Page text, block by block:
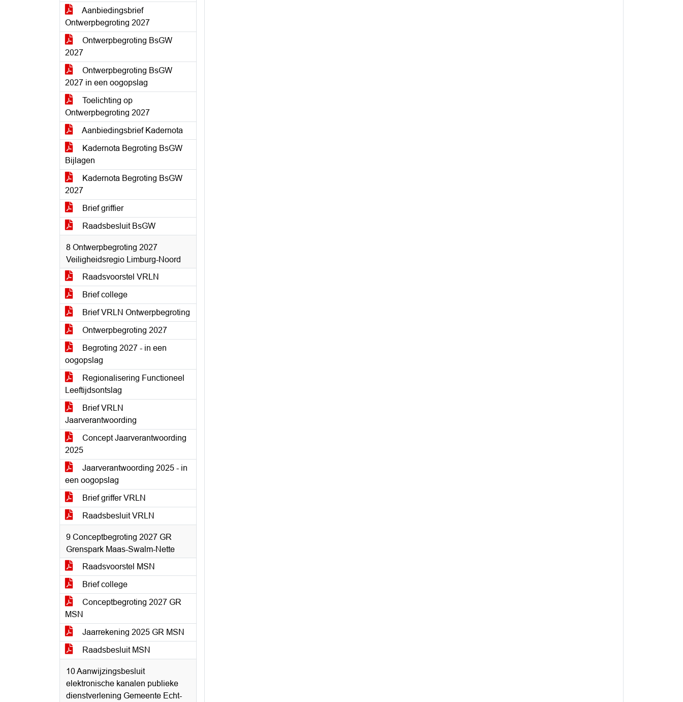
Aanbiedingsbrief
Ontwerpbegroting 2027
Ontwerpbegroting BsGW
2027
Ontwerpbegroting BsGW
2027 in een oogopslag
Toelichting op
Ontwerpbegroting 2027
Aanbiedingsbrief Kadernota
Kadernota Begroting BsGW
Bijlagen
Kadernota Begroting BsGW
2027
Brief griffier
Raadsbesluit BsGW
8 Ontwerpbegroting 2027
Veiligheidsregio Limburg-Noord
Raadsvoorstel VRLN
Brief college
Brief VRLN Ontwerpbegroting
Ontwerpbegroting 2027
Begroting 2027 - in een
oogopslag
Regionalisering Functioneel
Leeftijdsontslag
Brief VRLN
Jaarverantwoording
Concept Jaarverantwoording
2025
Jaarverantwoording 2025 - in
een oogopslag
Brief griffer VRLN
Raadsbesluit VRLN
9 Conceptbegroting 2027 GR
Grenspark Maas-Swalm-Nette
Raadsvoorstel MSN
Brief college
Conceptbegroting 2027 GR
MSN
Jaarrekening 2025 GR MSN
Raadsbesluit MSN
10 Aanwijzingsbesluit
elektronische kanalen publieke
dienstverlening Gemeente Echt-